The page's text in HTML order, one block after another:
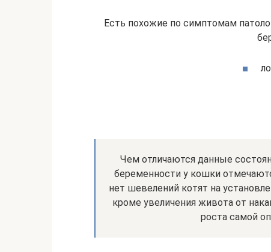
Есть похожие по симптомам
Чем отличаются данные
беременности у кошки
нет шевелений котят на
кроме увеличения живота от
роста самой